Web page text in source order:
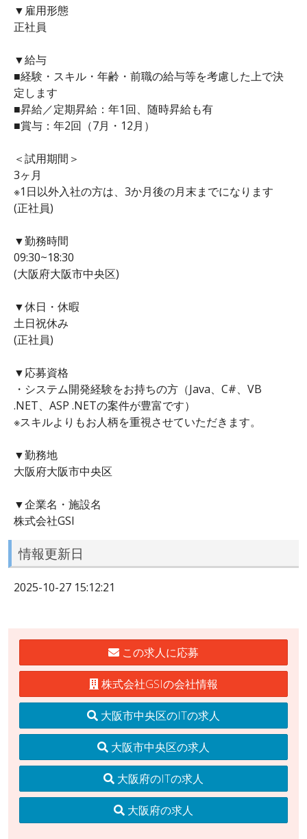
▼雇用形態
正社員
▼給与
■経験・スキル・年齢・前職の給与等を考慮した上で決
定します
■昇給／定期昇給：年1回、随時昇給も有
■賞与：年2回（7月・12月）
＜試用期間＞
3ヶ月
※1日以外入社の方は、3か月後の月末までになります
(正社員)
▼勤務時間
09:30~18:30
(大阪府大阪市中央区)
▼休日・休暇
土日祝休み
(正社員)
▼応募資格
・システム開発経験をお持ちの方（Java、C#、VB
.NET、ASP .NETの案件が豊富です）
※スキルよりもお人柄を重視させていただきます。
▼勤務地
大阪府大阪市中央区
▼企業名・施設名
株式会社GSI
情報更新日
2025-10-27 15:12:21
この求人に応募
株式会社GSIの会社情報
大阪市中央区のITの求人
大阪市中央区の求人
大阪府のITの求人
大阪府の求人